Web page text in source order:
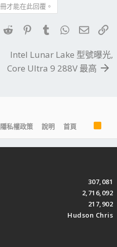
才能在此回覆。
LinkedIn
Reddit PinterestTumblrWhatsApp
電子
Intel Lunar Lake 型號曝光,
Core Ultra 9 288V 最高
隱私權政策 說明 首頁
R
S
S
307,081
2,716,092
217,902
Hudson Chris